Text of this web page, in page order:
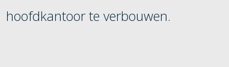
hoofdkantoor te verbouwen.